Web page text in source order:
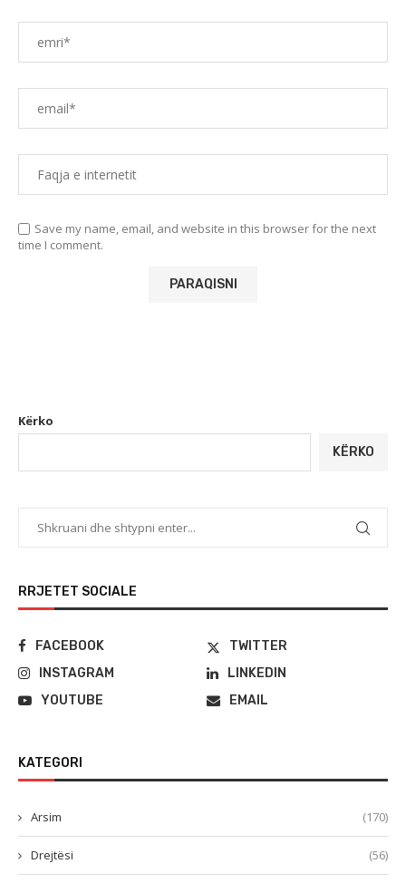
Save my name, email, and website in this browser for the next
time I comment.
Kërko
KËRKO
RRJETET SOCIALE
FACEBOOK
TWITTER
INSTAGRAM
LINKEDIN
YOUTUBE
EMAIL
KATEGORI
Arsim (170)
Drejtësi (56)